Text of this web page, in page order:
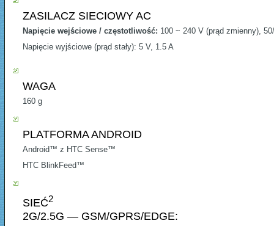
ZASILACZ SIECIOWY AC
Napięcie wejściowe / częstotliwość: 100 ~ 240 V (prąd zmienny),
Napięcie wyjściowe (prąd stały): 5 V, 1.5 A
WAGA
160 g
PLATFORMA ANDROID
Android™ z HTC Sense™
HTC BlinkFeed™
SIEĆ2
2G/2.5G — GSM/GPRS/EDGE: